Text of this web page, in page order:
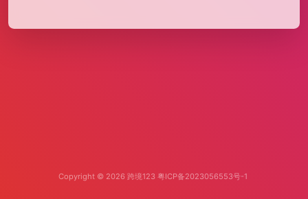
Copyright © 2026 跨境123 粤ICP备2023056553号-1